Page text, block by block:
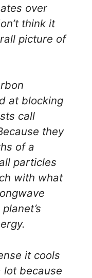
over
think it
picture of
at blocking
call
they
of a
particles
with what
it cools
lot because